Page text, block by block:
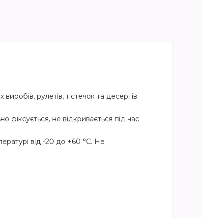
рулетів, тістечок та десертів.
не відкривається під час
від -20 до +60 °C. Не